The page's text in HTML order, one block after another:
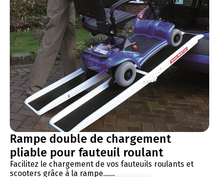
Rampe double de chargement
pliable pour fauteuil roulant
Facilitez le chargement de vos fauteuils roulants et
scooters grâce à la rampe......